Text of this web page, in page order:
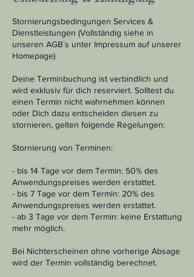
Stornierungsbedingungen Services &
Dienstleistungen (Vollständig siehe in
unseren AGB`s unter Impressum auf unserer
Homepage)
Deine Terminbuchung ist verbindlich und
wird exklusiv für dich reserviert. Solltest du
einen Termin nicht wahrnehmen können
oder Dich dazu entscheiden diesen zu
stornieren, gelten folgende Regelungen:
Stornierung von Terminen:
- bis 14 Tage vor dem Termin: 50% des
Anwendungspreises werden erstattet.
- bis 7 Tage vor dem Termin: 20% des
Anwendungspreises werden erstattet.
- ab 3 Tage vor dem Termin: keine Erstattung
mehr möglich.
Bei Nichterscheinen ohne vorherige Absage
wird der Termin vollständig berechnet.